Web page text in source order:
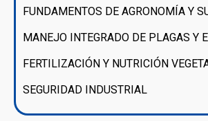
FUNDAMENTOS DE AGRONOMÍA Y
MANEJO INTEGRADO DE PLAGAS Y
FERTILIZACIÓN Y NUTRICIÓN
SEGURIDAD INDUSTRIAL